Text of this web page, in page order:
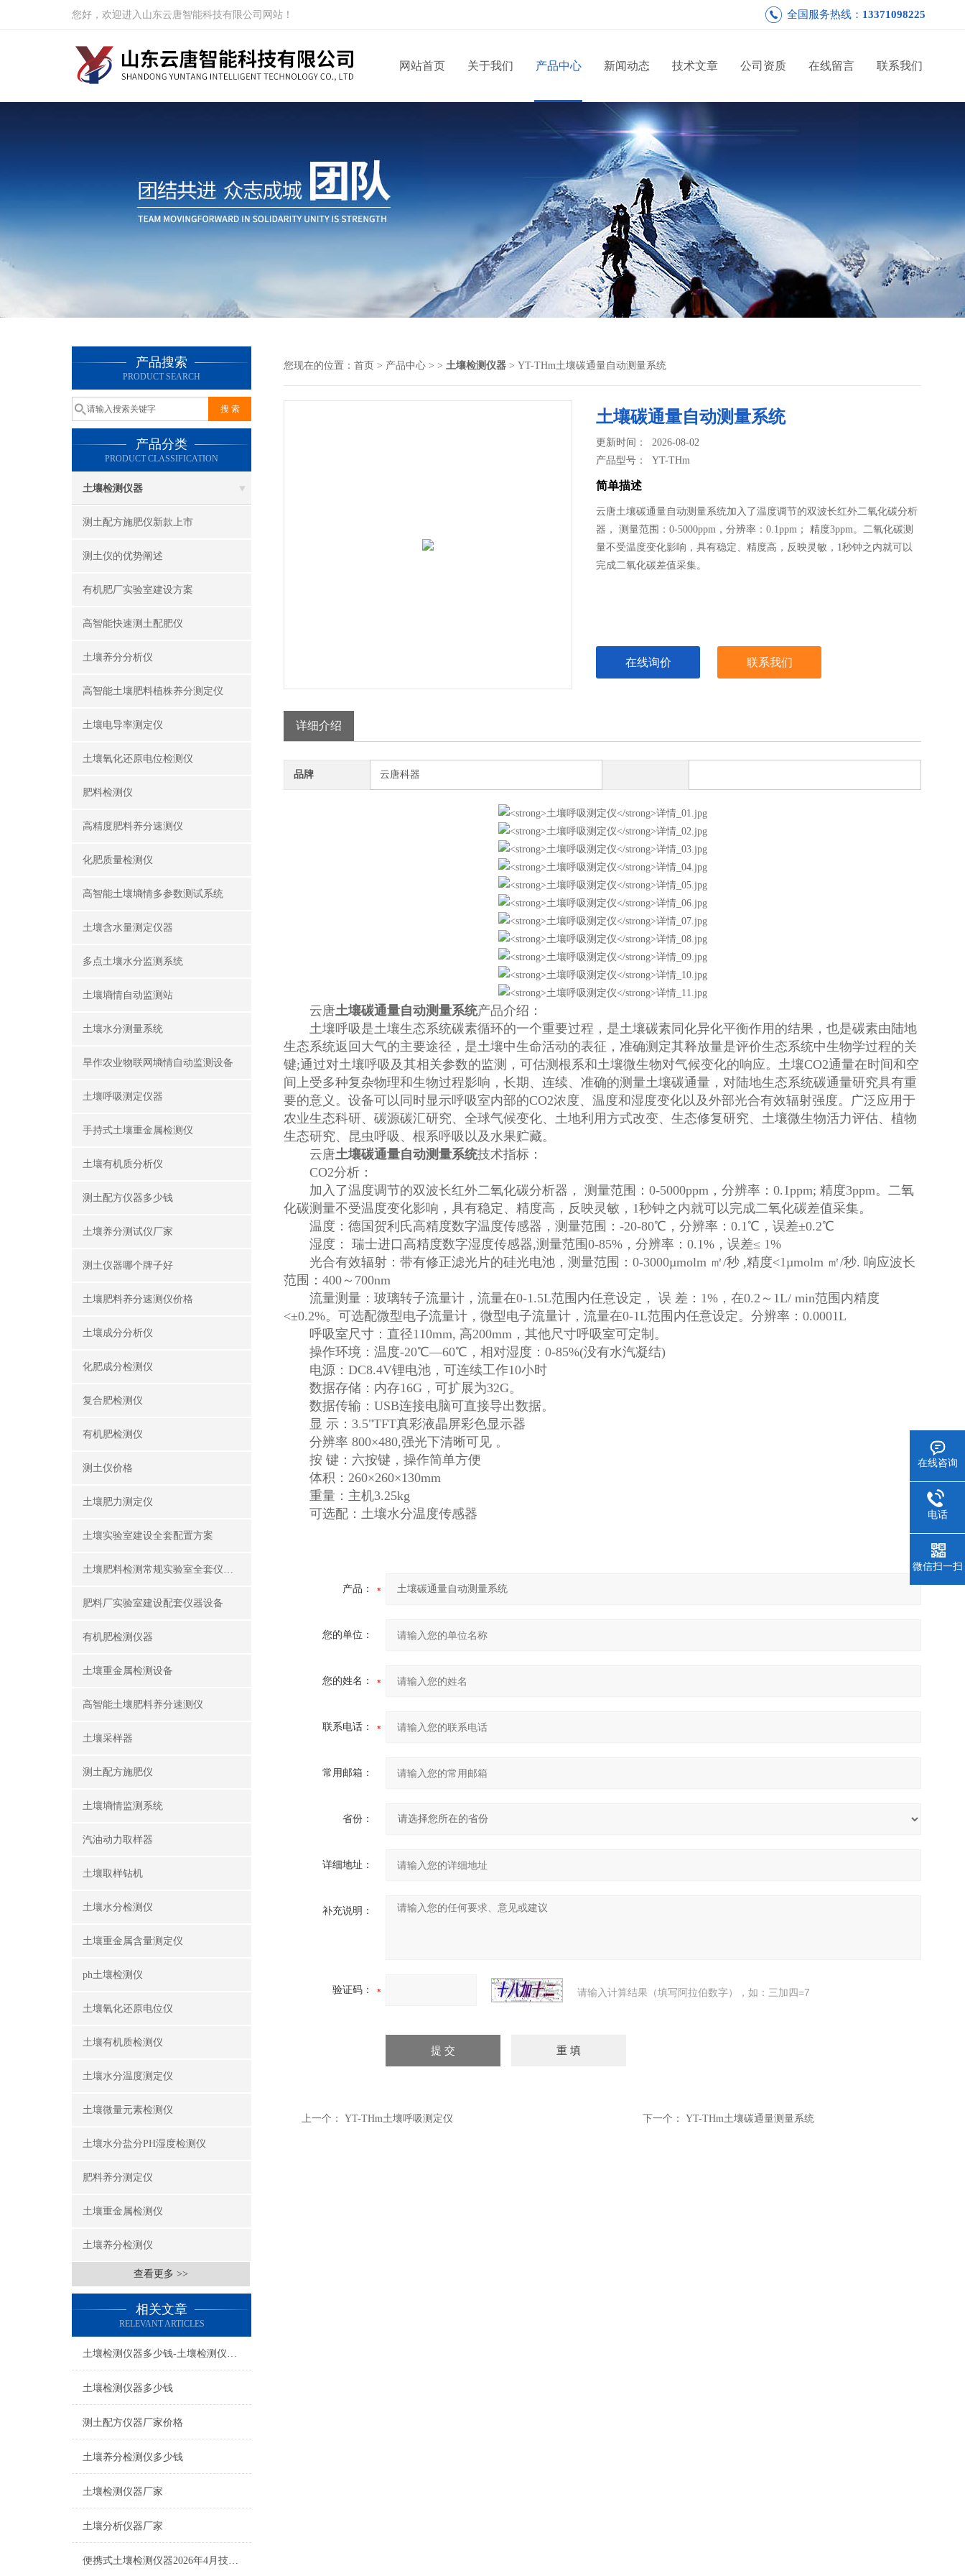
您好，欢迎进入山东云唐智能科技有限公司网站！ 全国服务热线： 13371098225
网站首页 关于我们 产品中心 新闻动态 技术文章 公司资质 在线留言 联系我们
产品搜索
PRODUCT SEARCH
产品分类
PRODUCT CLASSIFICATION
土壤检测仪器
测土配方施肥仪新款上市
测土仪的优势阐述
有机肥厂实验室建设方案
高智能快速测土配肥仪
土壤养分分析仪
高智能土壤肥料植株养分测定仪
土壤电导率测定仪
土壤氧化还原电位检测仪
肥料检测仪
高精度肥料养分速测仪
化肥质量检测仪
高智能土壤墒情多参数测试系统
土壤含水量测定仪器
多点土壤水分监测系统
土壤墒情自动监测站
土壤水分测量系统
旱作农业物联网墒情自动监测设备
土壤呼吸测定仪器
手持式土壤重金属检测仪
土壤有机质分析仪
测土配方仪器多少钱
土壤养分测试仪厂家
测土仪器哪个牌子好
土壤肥料养分速测仪价格
土壤成分分析仪
化肥成分检测仪
复合肥检测仪
有机肥检测仪
测土仪价格
土壤肥力测定仪
土壤实验室建设全套配置方案
土壤肥料检测常规实验室全套仪器设备
肥料厂实验室建设配套仪器设备
有机肥检测仪器
土壤重金属检测设备
高智能土壤肥料养分速测仪
土壤采样器
测土配方施肥仪
土壤墒情监测系统
汽油动力取样器
土壤取样钻机
土壤水分检测仪
土壤重金属含量测定仪
ph土壤检测仪
土壤氧化还原电位仪
土壤有机质检测仪
土壤水分温度测定仪
土壤微量元素检测仪
土壤水分盐分PH湿度检测仪
肥料养分测定仪
土壤重金属检测仪
土壤养分检测仪
查看更多 >>
相关文章
RELEVANT ARTICLES
土壤检测仪器多少钱-土壤检测仪器多少钱
土壤检测仪器多少钱
测土配方仪器厂家价格
土壤养分检测仪多少钱
土壤检测仪器厂家
土壤分析仪器厂家
便携式土壤检测仪器2026年4月技术实力榜单：选购指南
您现在的位置： 首页 > 产品中心 > > 土壤检测仪器 > YT-THm土壤碳通量自动测量系统
土壤碳通量自动测量系统
更新时间： 2026-08-02
产品型号：YT-THm
简单描述
云唐土壤碳通量自动测量系统加入了温度调节的双波长红外二氧化碳分析
器， 测量范围：0-5000ppm，分辨率：0.1ppm； 精度3ppm。二氧化碳测
量不受温度变化影响，具有稳定、精度高，反映灵敏，1秒钟之内就可以
完成二氧化碳差值采集。
在线询价 联系我们
详细介绍
品牌 云唐科器
云唐土壤碳通量自动测量系统产品介绍：
土壤呼吸是土壤生态系统碳素循环的一个重要过程，是土壤碳素同化异化平衡作用的结果，也是碳素由陆地
生态系统返回大气的主要途径，是土壤中生命活动的表征，准确测定其释放量是评价生态系统中生物学过程的关
键;通过对土壤呼吸及其相关参数的监测，可估测根系和土壤微生物对气候变化的响应。土壤CO2通量在时间和空
间上受多种复杂物理和生物过程影响，长期、连续、准确的测量土壤碳通量，对陆地生态系统碳通量研究具有重
要的意义。设备可以同时显示呼吸室内部的CO2浓度、温度和湿度变化以及外部光合有效辐射强度。广泛应用于
农业生态科研、碳源碳汇研究、全球气候变化、土地利用方式改变、生态修复研究、土壤微生物活力评估、植物
生态研究、昆虫呼吸、根系呼吸以及水果贮藏。
云唐土壤碳通量自动测量系统技术指标：
CO2分析：
加入了温度调节的双波长红外二氧化碳分析器， 测量范围：0-5000ppm，分辨率：0.1ppm; 精度3ppm。二氧
化碳测量不受温度变化影响，具有稳定、精度高，反映灵敏，1秒钟之内就可以完成二氧化碳差值采集。
温度：德国贺利氏高精度数字温度传感器，测量范围：-20-80℃，分辨率：0.1℃，误差±0.2℃
湿度： 瑞士进口高精度数字湿度传感器,测量范围0-85%，分辨率：0.1%，误差≤ 1%
光合有效辐射：带有修正滤光片的硅光电池，测量范围：0-3000µmolm ㎡/秒 ,精度<1µmolm ㎡/秒. 响应波长
范围：400～700nm
流量测量：玻璃转子流量计，流量在0-1.5L范围内任意设定， 误 差：1%，在0.2～1L/ min范围内精度
<±0.2%。可选配微型电子流量计，微型电子流量计，流量在0-1L范围内任意设定。分辨率：0.0001L
呼吸室尺寸：直径110mm, 高200mm，其他尺寸呼吸室可定制。
操作环境：温度-20℃—60℃，相对湿度：0-85%(没有水汽凝结)
电源：DC8.4V锂电池，可连续工作10小时
数据存储：内存16G，可扩展为32G。
数据传输：USB连接电脑可直接导出数据。
显 示：3.5"TFT真彩液晶屏彩色显示器
分辨率 800×480,强光下清晰可见 。
按 键：六按键，操作简单方便
体积：260×260×130mm
重量：主机3.25kg
可选配：土壤水分温度传感器
产品：
您的单位：
您的姓名：
联系电话：
常用邮箱：
省份：
详细地址：
补充说明：
验证码： 请输入计算结果（填写阿拉伯数字），如：三加四=7
上一个： YT-THm土壤呼吸测定仪 下一个： YT-THm土壤碳通量测量系统
在线咨询
电话
微信扫一扫